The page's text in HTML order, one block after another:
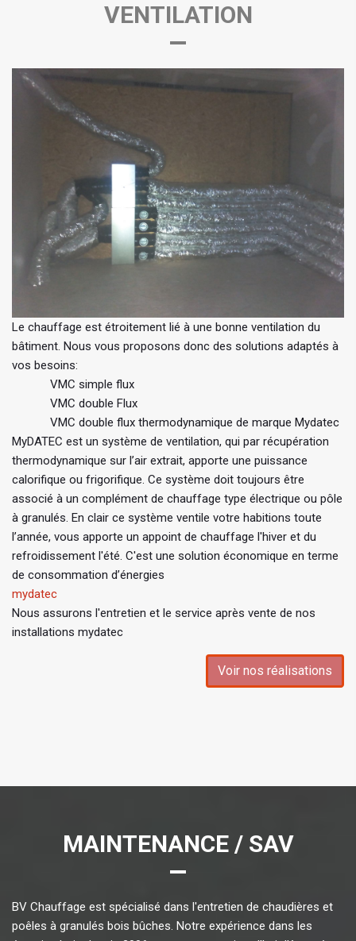
VENTILATION
Le chauffage est étroitement lié à une bonne ventilation du
bâtiment. Nous vous proposons donc des solutions adaptés à
vos besoins:
VMC simple flux
VMC double Flux
VMC double flux thermodynamique de marque Mydatec
MyDATEC est un système de ventilation, qui par récupération
thermodynamique sur l’air extrait, apporte une puissance
calorifique ou frigorifique. Ce système doit toujours être
associé à un complément de chauffage type électrique ou pôle
à granulés. En clair ce système ventile votre habitions toute
l’année, vous apporte un appoint de chauffage l'hiver et du
refroidissement l'été. C'est une solution économique en terme
de consommation d’énergies
mydatec
Nous assurons l'entretien et le service après vente de nos
installations mydatec
Voir nos réalisations
MAINTENANCE / SAV
BV Chauffage est spécialisé dans l'entretien de chaudières et
poêles à granulés bois bûches. Notre expérience dans les